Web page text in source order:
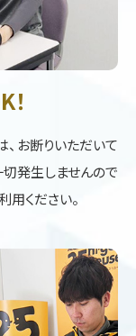
お断りいただいて
発生しませんので
用ください。